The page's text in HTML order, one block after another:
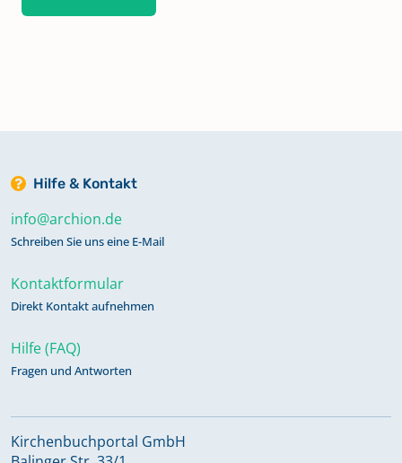
Hilfe & Kontakt
info@archion.de
Schreiben Sie uns eine E-Mail
Kontaktformular
Direkt Kontakt aufnehmen
Hilfe (FAQ)
Fragen und Antworten
Kirchenbuchportal GmbH